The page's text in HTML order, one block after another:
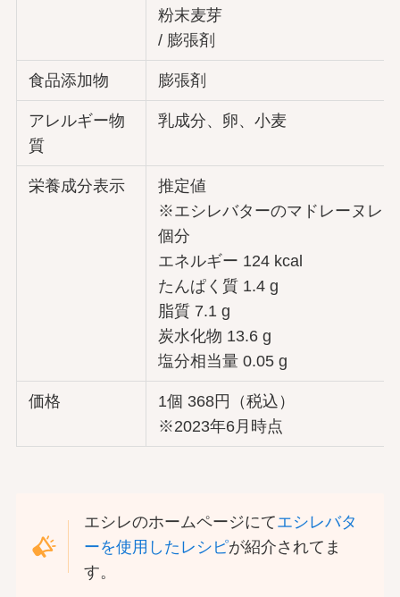
粉末麦芽
/ 膨張剤
食品添加物 膨張剤
アレルギー物
質
乳成分、卵、小麦
栄養成分表示
推定値
※エシレバターのマドレーヌレ
個分
エネルギー 124 kcal
たんぱく質 1.4 g
脂質 7.1 g
炭水化物 13.6 g
塩分相当量 0.05 g
価格
1個 368円（税込）
※2023年6月時点
エシレのホームページにてエシレバタ
ーを使用したレシピが紹介されてま
す。